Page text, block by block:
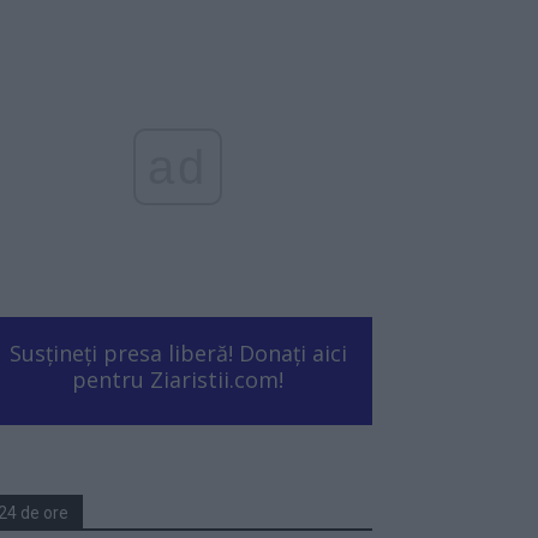
Susțineți presa liberă! Donați aici
pentru Ziaristii.com!
de ore